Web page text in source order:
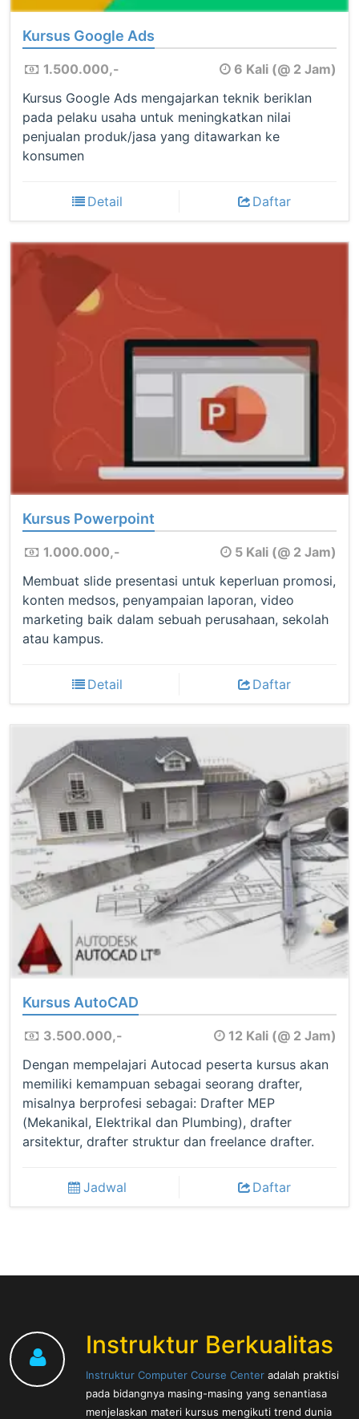
Kursus Google Ads
1.500.000,-
6 Kali (@ 2 Jam)
Kursus Google Ads mengajarkan teknik beriklan
pada pelaku usaha untuk meningkatkan nilai
penjualan produk/jasa yang ditawarkan ke
konsumen
Detail Daftar
Kursus Powerpoint
1.000.000,-
5 Kali (@ 2 Jam)
Membuat slide presentasi untuk keperluan promosi,
konten medsos, penyampaian laporan, video
marketing baik dalam sebuah perusahaan, sekolah
atau kampus.
Detail Daftar
Kursus AutoCAD
3.500.000,-
12 Kali (@ 2 Jam)
Dengan mempelajari Autocad peserta kursus akan
memiliki kemampuan sebagai seorang drafter,
misalnya berprofesi sebagai: Drafter MEP
(Mekanikal, Elektrikal dan Plumbing), drafter
arsitektur, drafter struktur dan freelance drafter.
Jadwal Daftar
Instruktur Berkualitas
Instruktur Computer Course Center adalah praktisi
pada bidangnya masing-masing yang senantiasa
menjelaskan materi kursus mengikuti trend dunia